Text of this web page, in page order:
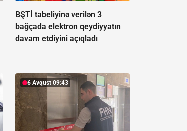
BŞTİ tabeliyinə verilən 3
bağçada elektron qeydiyyatın
davam etdiyini açıqladı
6 Avqust 09:43